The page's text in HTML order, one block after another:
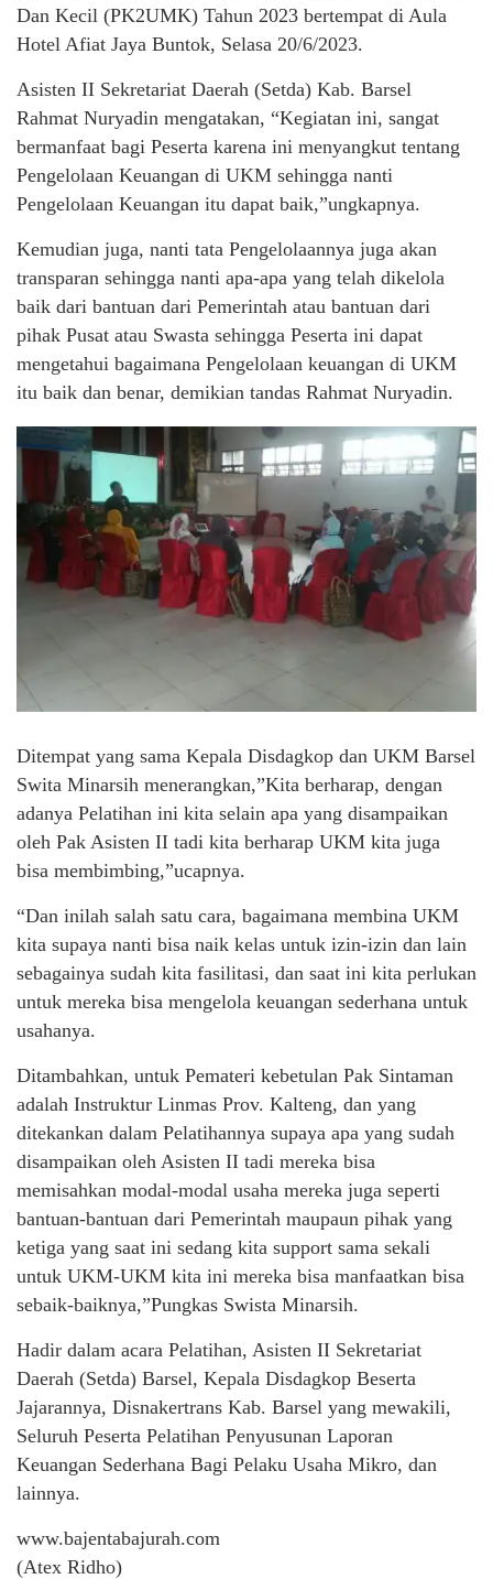
Dan Kecil (PK2UMK) Tahun 2023 bertempat di Aula
Hotel Afiat Jaya Buntok, Selasa 20/6/2023.
Asisten II Sekretariat Daerah (Setda) Kab. Barsel
Rahmat Nuryadin mengatakan, “Kegiatan ini, sangat
bermanfaat bagi Peserta karena ini menyangkut tentang
Pengelolaan Keuangan di UKM sehingga nanti
Pengelolaan Keuangan itu dapat baik,”ungkapnya.
Kemudian juga, nanti tata Pengelolaannya juga akan
transparan sehingga nanti apa-apa yang telah dikelola
baik dari bantuan dari Pemerintah atau bantuan dari
pihak Pusat atau Swasta sehingga Peserta ini dapat
mengetahui bagaimana Pengelolaan keuangan di UKM
itu baik dan benar, demikian tandas Rahmat Nuryadin.
Ditempat yang sama Kepala Disdagkop dan UKM Barsel
Swita Minarsih menerangkan,”Kita berharap, dengan
adanya Pelatihan ini kita selain apa yang disampaikan
oleh Pak Asisten II tadi kita berharap UKM kita juga
bisa membimbing,”ucapnya.
“Dan inilah salah satu cara, bagaimana membina UKM
kita supaya nanti bisa naik kelas untuk izin-izin dan lain
sebagainya sudah kita fasilitasi, dan saat ini kita perlukan
untuk mereka bisa mengelola keuangan sederhana untuk
usahanya.
Ditambahkan, untuk Pemateri kebetulan Pak Sintaman
adalah Instruktur Linmas Prov. Kalteng, dan yang
ditekankan dalam Pelatihannya supaya apa yang sudah
disampaikan oleh Asisten II tadi mereka bisa
memisahkan modal-modal usaha mereka juga seperti
bantuan-bantuan dari Pemerintah maupaun pihak yang
ketiga yang saat ini sedang kita support sama sekali
untuk UKM-UKM kita ini mereka bisa manfaatkan bisa
sebaik-baiknya,”Pungkas Swista Minarsih.
Hadir dalam acara Pelatihan, Asisten II Sekretariat
Daerah (Setda) Barsel, Kepala Disdagkop Beserta
Jajarannya, Disnakertrans Kab. Barsel yang mewakili,
Seluruh Peserta Pelatihan Penyusunan Laporan
Keuangan Sederhana Bagi Pelaku Usaha Mikro, dan
lainnya.
www.bajentabajurah.com
(Atex Ridho)